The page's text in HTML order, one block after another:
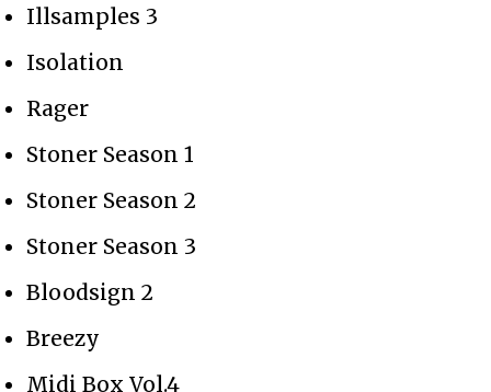
Illsamples 3
Isolation
Rager
Stoner Season 1
Stoner Season 2
Stoner Season 3
Bloodsign 2
Breezy
Midi Box Vol.4